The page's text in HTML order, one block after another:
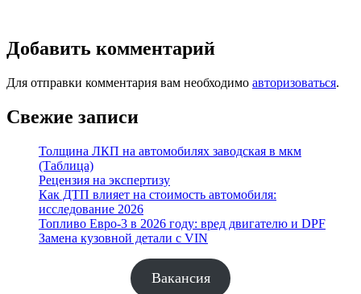
Добавить комментарий
Для отправки комментария вам необходимо авторизоваться.
Свежие записи
Толщина ЛКП на автомобилях заводская в мкм
(Таблица)
Рецензия на экспертизу
Как ДТП влияет на стоимость автомобиля:
исследование 2026
Топливо Евро-3 в 2026 году: вред двигателю и DPF
Замена кузовной детали с VIN
Вакансия